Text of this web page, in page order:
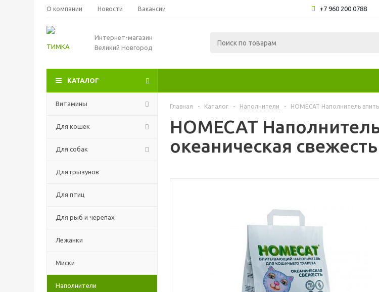
О компании Новости Вакансии +7 960 200 0788
Интернет-магазин
Великий Новгород
КАТАЛОГ
Витамины
Для кошек
Для собак
Для грызунов
Для птиц
Для рыб и черепах
Лежанки
Миски
Наполнители
Главная - Каталог - Наполнители - HOMECAT Наполнитель
HOMECAT
океаническая